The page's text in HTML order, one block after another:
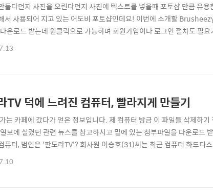
들다던지 사진을 오린다던지 사진에 텍스트를 넣을때 포토샵 만큼 유
서 사용되어 지고 있는 어도비 포토샵인데요! 이번에 소개할
운로드 받는데 원클릭으로 가능하며 회원가입이나 로그인 절차도 필
사이트 이름도 한국적이지 않나요? "브러쉬지~" URL☞ http://
TV 덕에 느려진 컴퓨터, 빨라지게 만들기
는 카페에 갔다가 얻은 정보입니다. 제 컴퓨터 방금 이 파일들 삭제하
보에 실렸던 관련 뉴스를 참고하시고 밑에 있는 첨부파일을 다운로드
퓨터, 범인은 '판도라TV'? 회사원 이승호(31)씨는 최근 컴퓨터 하드디
는 불법 프로그램을 다운로드 받지도 않았고, 수시로 ‘임시 인터넷파일